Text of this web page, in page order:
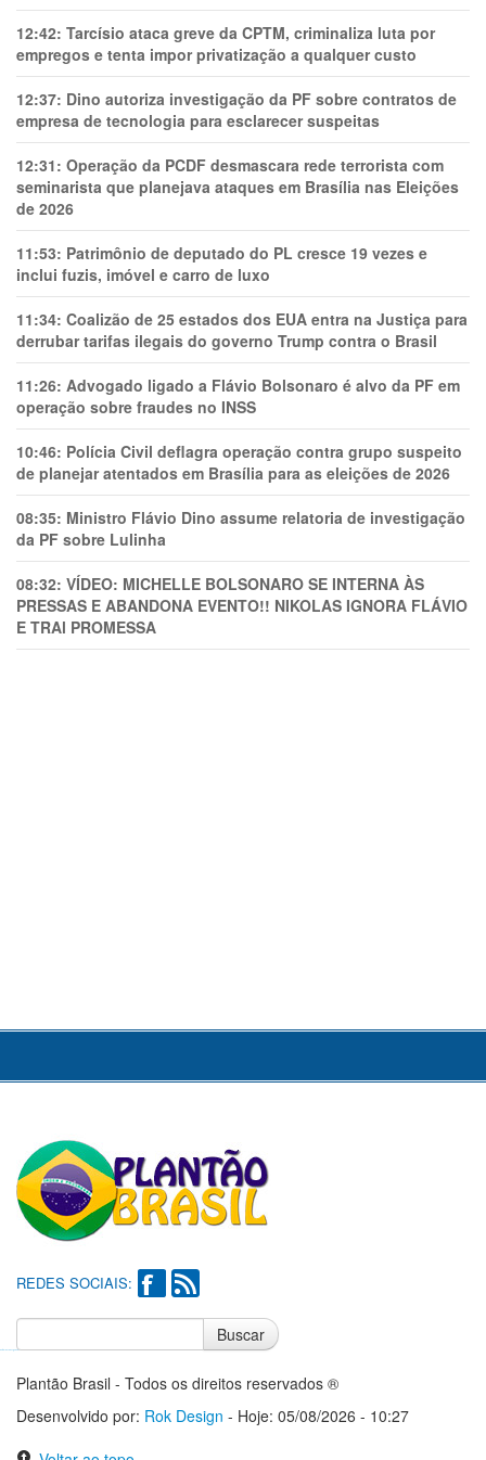
12:42: Tarcísio ataca greve da CPTM, criminaliza luta por
empregos e tenta impor privatização a qualquer custo
12:37: Dino autoriza investigação da PF sobre contratos de
empresa de tecnologia para esclarecer suspeitas
12:31: Operação da PCDF desmascara rede terrorista com
seminarista que planejava ataques em Brasília nas Eleições
de 2026
11:53: Patrimônio de deputado do PL cresce 19 vezes e
inclui fuzis, imóvel e carro de luxo
11:34: Coalizão de 25 estados dos EUA entra na Justiça para
derrubar tarifas ilegais do governo Trump contra o Brasil
11:26: Advogado ligado a Flávio Bolsonaro é alvo da PF em
operação sobre fraudes no INSS
10:46: Polícia Civil deflagra operação contra grupo suspeito
de planejar atentados em Brasília para as eleições de 2026
08:35: Ministro Flávio Dino assume relatoria de investigação
da PF sobre Lulinha
08:32: VÍDEO: MICHELLE BOLSONARO SE INTERNA ÀS
PRESSAS E ABANDONA EVENTO!! NIKOLAS IGNORA FLÁVIO
E TRAl PROMESSA
REDES SOCIAIS:
Buscar
Plantão Brasil - Todos os direitos reservados ®
Desenvolvido por: Rok Design - Hoje: 05/08/2026 - 10:27